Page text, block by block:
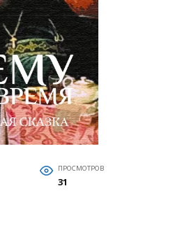
ПРОСМОТРОВ
31